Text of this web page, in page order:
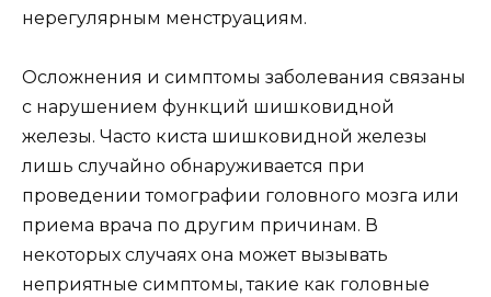
нерегулярным менструациям.
Осложнения и симптомы заболевания связаны
с нарушением функций шишковидной
железы. Часто киста шишковидной железы
лишь случайно обнаруживается при
проведении томографии головного мозга или
приема врача по другим причинам. В
некоторых случаях она может вызывать
неприятные симптомы, такие как головные